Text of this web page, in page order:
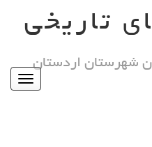
تاریخی
شهرستان اردستان
Toggle